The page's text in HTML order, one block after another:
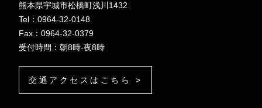
熊本県宇城市松橋町浅川1432
Tel：0964-32-0148
Fax：0964-32-0379
受付時間：朝8時-夜8時
交通アクセスはこちら >